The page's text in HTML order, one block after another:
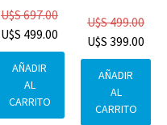
U$S697.00
U$S 499.00
AÑADIR
AL
CARRITO
U$S499.00
U$S 399.00
AÑADIR
AL
CARRITO